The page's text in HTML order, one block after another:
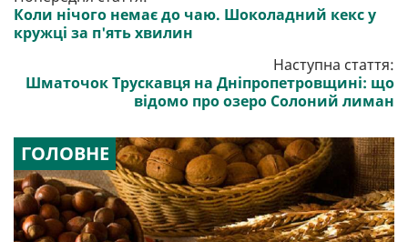
Коли нічого немає до чаю. Шоколадний кекс у
кружці за п'ять хвилин
Наступна стаття:
Шматочок Трускавця на Дніпропетровщині: що
відомо про озеро Солоний лиман
ГОЛОВНЕ